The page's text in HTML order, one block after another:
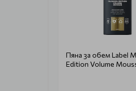
Пяна за обем Label
Edition Volume